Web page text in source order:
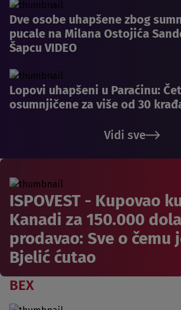
Dve osobe uhapšene zbog
pucale na Milana Ostojića
Šapcu VIDEO
Lopovi uhapšeni u Paraćinu:
osumnjičene za više od 30
Vidi sve
ISPOVEST - Kupovao
Kanadi za 150.000
prodavao: Sve o čemu
Bjelić ćutao
BEX